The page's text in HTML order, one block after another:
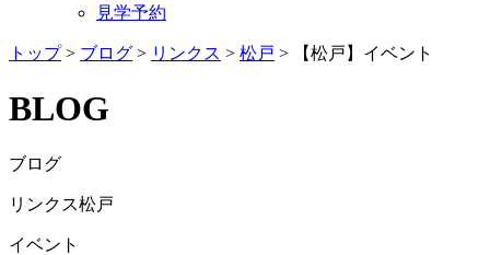
見学予約
トップ> ブログ > リンクス > 松戸 > 【松戸】イベント
BLOG
ブログ
リンクス松戸
イベント